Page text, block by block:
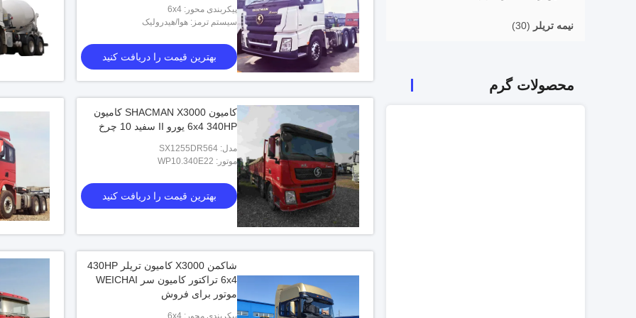
نیمه تریلر (30)
محصولات گرم
کامیون کشنده شاکمن X3000 430HP 6x4 با
پیکربندی محور: 6x4
سیستم ترمز: هوا/هیدرولیک
بهترین قیمت را دریافت کنید
کامیون SHACMAN X3000 کامیون
6x4 340HP یورو II سفید 10 چرخ
مدل: SX1255DR564
موتور: WP10.340E22
بهترین قیمت را دریافت کنید
شاکمن X3000 کامیون تریلر 430HP
6x4 تراکتور کامیون سر WEICHAI
موتور برای فروش
پیکربندی محور: 6x4